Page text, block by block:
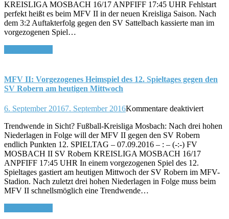
den
SV
Robern
KREISLIGA MOSBACH 16/17 ANPFIFF 17:45 UHR Fehlstart
perfekt heißt es beim MFV II in der neuen Kreisliga Saison. Nach
dem 3:2 Auftakterfolg gegen den SV Sattelbach kassierte man im
vorgezogenen Spiel…
MFV II: Vorgezogenes Heimspiel des 12. Spieltages gegen den
SV Robern am heutigen Mittwoch
6. September 20167. September 2016Kommentare deaktiviertfür
II:
gegen
Trendwende in Sicht? Fußball-Kreisliga Mosbach: Nach drei hohen
Niederlagen in Folge will der MFV II gegen den SV Robern
endlich Punkten 12. SPIELTAG – 07.09.2016 – : – (-:-) FV
MOSBACH II SV Robern KREISLIGA MOSBACH 16/17
ANPFIFF 17:45 UHR In einem vorgezogenen Spiel des 12.
Spieltages gastiert am heutigen Mittwoch der SV Robern im MFV-
Stadion. Nach zuletzt drei hohen Niederlagen in Folge muss beim
MFV II schnellsmöglich eine Trendwende…